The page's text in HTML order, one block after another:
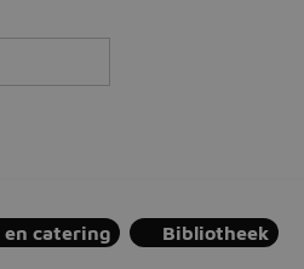
en catering
Bibliotheek